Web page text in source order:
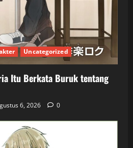
Uncategorized
Itu Berkata Buruk tentang
6, 2026 0